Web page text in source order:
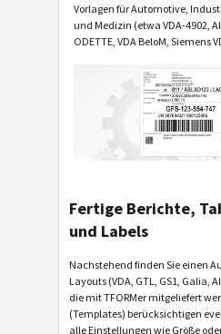
Vorlagen für Automotive,
und Medizin (etwa VDA-4902,
ODETTE, VDA BeloM, Siemens
Fertige Berichte,
und Labels
Nachstehend finden Sie einen
Layouts (VDA, GTL, GS1, Galia,
die mit TFORMer mitgeliefert
(Templates) berücksichtigen
alle Einstellungen wie Größe